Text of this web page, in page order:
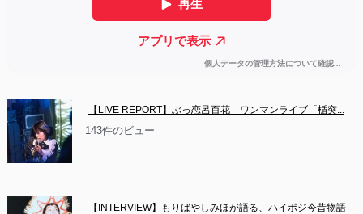
【LIVE REPORT】ぶっ恋呂百花　ワンマンライブ「楯突...
143件のビュー
【INTERVIEW】もりばやしみほが語る、ハイポジ今昔物語